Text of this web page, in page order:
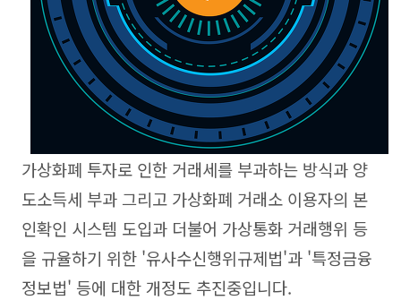
가상화폐 투자로 인한 거래세를 부과하는 방식과 양
도소득세 부과 그리고 가상화폐 거래소 이용자의 본
인확인 시스템 도입과 더불어 가상통화 거래행위 등
을 규율하기 위한 '유사수신행위규제법'과 '특정금융
정보법' 등에 대한 개정도 추진중입니다.